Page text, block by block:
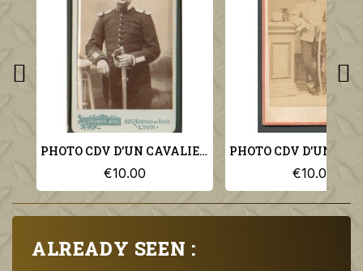
ALREADY SEEN :
PHOTO CDV D'UN CAVALIER AU 2 ème REGIMENT DE DRAGON
€10.00 €10.00